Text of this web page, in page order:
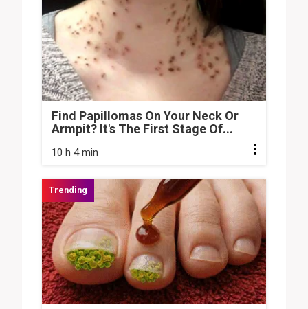
Find Papillomas On Your Neck Or
Armpit? It's The First Stage Of...
10 h 4 min